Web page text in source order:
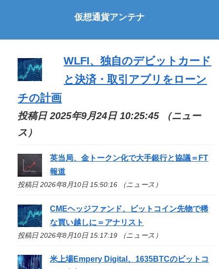
仮想通貨アンテナ
WLFI、独自のデビットカード
と決済・取引アプリをローン
チの計画
投稿日 2025年9月24日 10:25:45 （ニュー
ス）
英当局、金トークン化で大手銀行と協議＝FT
報道
投稿日 2026年8月10日 15:50:16 （ニュース）
CMEヘッジファンド、ビットコイン先物で稀
な買い越しに＝アナリスト
投稿日 2026年8月10日 15:17:19 （ニュース）
米上場Empery Digital、1635BTCのビットコ